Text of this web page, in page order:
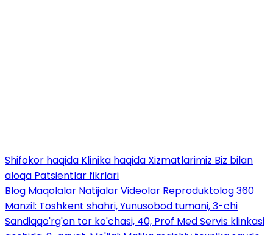
Shifokor haqida Klinika haqida Xizmatlarimiz Biz bilan
aloqa Patsientlar fikrlari
Blog Maqolalar NatijalarVideolar Reproduktolog 360
Manzil: Toshkent shahri, Yunusobod tumani, 3-chi
Sandiqqo'rg'on tor ko'chasi, 40, Prof Med Servis klinkasi